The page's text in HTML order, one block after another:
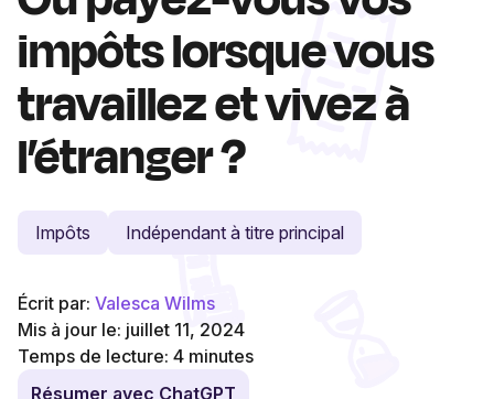
impôts lorsque vous
travaillez et vivez à
l’étranger ?
Impôts Indépendant à titre principal
Écrit par: Valesca Wilms
Mis à jour le: juillet 11, 2024
Temps de lecture: 4 minutes
Résumer avec ChatGPT